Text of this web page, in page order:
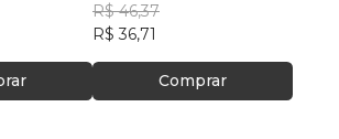
R$ 46,37
R$ 36,71
Comprar